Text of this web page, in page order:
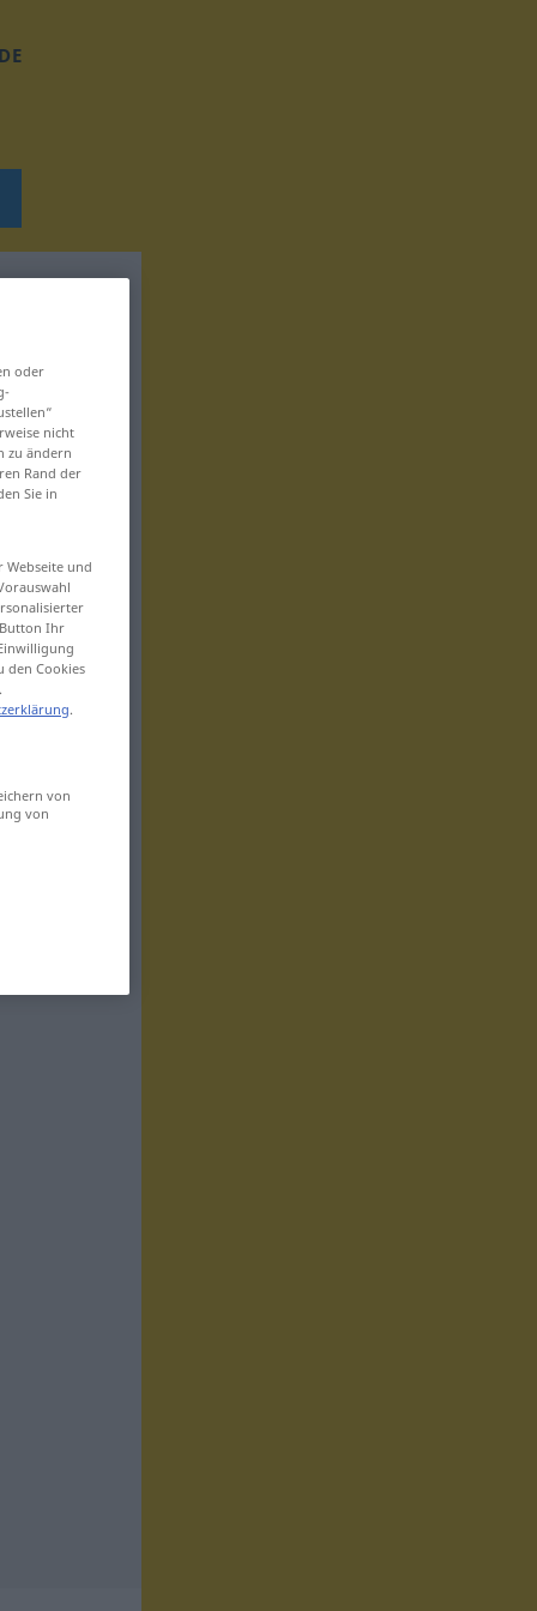
DE
oder
nicht
zu ändern
Rand der
Sie in
und
Ihr
den Cookies
.
von
von